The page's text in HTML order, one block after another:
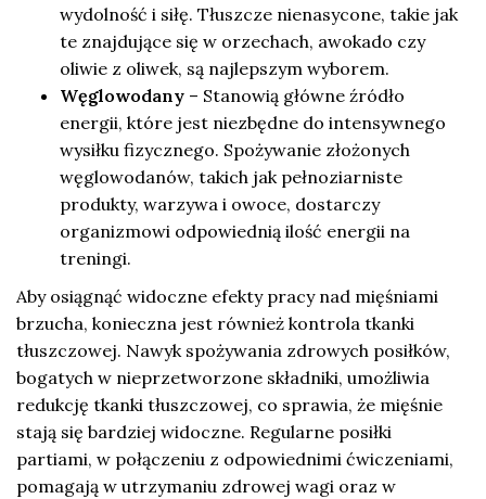
wydolność i siłę. Tłuszcze nienasycone, takie jak
te znajdujące się w orzechach, awokado czy
oliwie z oliwek, są najlepszym wyborem.
Węglowodany – Stanowią główne źródło
energii, które jest niezbędne do intensywnego
wysiłku fizycznego. Spożywanie złożonych
węglowodanów, takich jak pełnoziarniste
produkty, warzywa i owoce, dostarczy
organizmowi odpowiednią ilość energii na
treningi.
Aby osiągnąć widoczne efekty pracy nad mięśniami
brzucha, konieczna jest również kontrola tkanki
tłuszczowej. Nawyk spożywania zdrowych posiłków,
bogatych w nieprzetworzone składniki, umożliwia
redukcję tkanki tłuszczowej, co sprawia, że mięśnie
stają się bardziej widoczne. Regularne posiłki
partiami, w połączeniu z odpowiednimi ćwiczeniami,
pomagają w utrzymaniu zdrowej wagi oraz w